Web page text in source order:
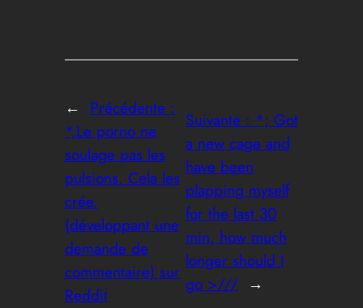
← Précédente :
*,Le porno ne
soulage pas les
pulsions. Cela les
crée.
(développant une
demande de
commentaire) sur
Reddit
Suivante : *; Got
a new cage and
have been
plapping myself
for the last 30
min, how much
longer should I
go >/// →